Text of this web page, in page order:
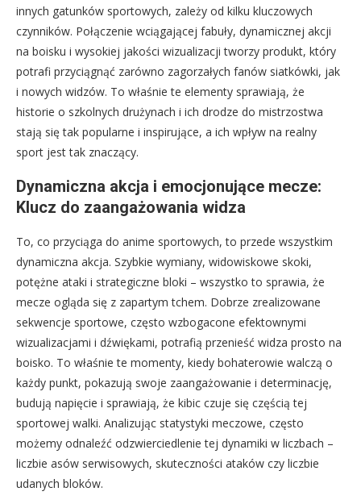
innych gatunków sportowych, zależy od kilku kluczowych
czynników. Połączenie wciągającej fabuły, dynamicznej akcji
na boisku i wysokiej jakości wizualizacji tworzy produkt, który
potrafi przyciągnąć zarówno zagorzałych fanów siatkówki, jak
i nowych widzów. To właśnie te elementy sprawiają, że
historie o szkolnych drużynach i ich drodze do mistrzostwa
stają się tak popularne i inspirujące, a ich wpływ na realny
sport jest tak znaczący.
Dynamiczna akcja i emocjonujące mecze:
Klucz do zaangażowania widza
To, co przyciąga do anime sportowych, to przede wszystkim
dynamiczna akcja. Szybkie wymiany, widowiskowe skoki,
potężne ataki i strategiczne bloki – wszystko to sprawia, że
mecze ogląda się z zapartym tchem. Dobrze zrealizowane
sekwencje sportowe, często wzbogacone efektownymi
wizualizacjami i dźwiękami, potrafią przenieść widza prosto na
boisko. To właśnie te momenty, kiedy bohaterowie walczą o
każdy punkt, pokazują swoje zaangażowanie i determinację,
budują napięcie i sprawiają, że kibic czuje się częścią tej
sportowej walki. Analizując statystyki meczowe, często
możemy odnaleźć odzwierciedlenie tej dynamiki w liczbach –
liczbie asów serwisowych, skuteczności ataków czy liczbie
udanych bloków.